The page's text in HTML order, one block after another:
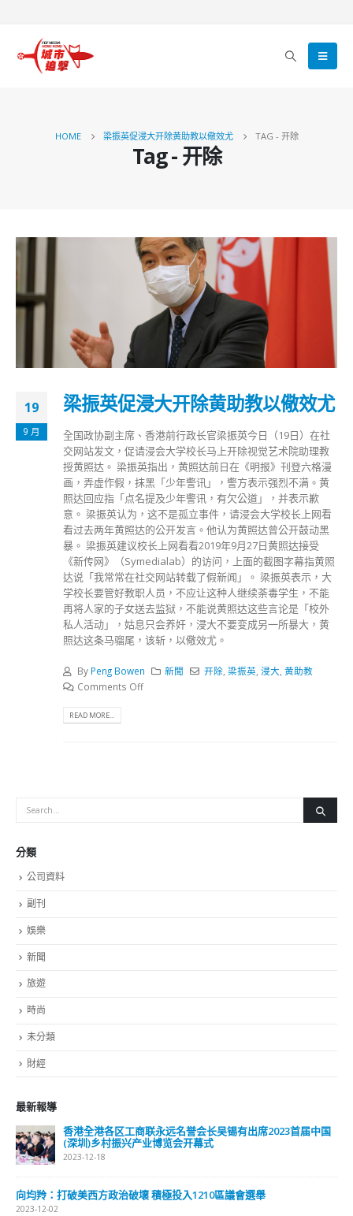
HOME 梁振英促浸大开除黄助教以儆效尤 TAG - 开除
Tag - 开除
19
9 月
梁振英促浸大开除黄助教以儆效尤
全国政协副主席、香港前行政长官梁振英今日（19日）在社
交网站发文，促请浸会大学校长马上开除视觉艺术院助理教
授黄照达。 梁振英指出，黄照达前日在《明报》刊登六格漫
画，弄虚作假，抹黑「少年警讯」，警方表示强烈不满。黄
照达回应指「点名提及少年警讯，有欠公道」，并表示歉
意。 梁振英认为，这不是孤立事件，请浸会大学校长上网看
看过去两年黄照达的公开发言。他认为黄照达曾公开鼓动黑
暴。 梁振英建议校长上网看看2019年9月27日黄照达接受
《新传网》（Symedialab）的访问，上面的截图字幕指黄照
达说「我常常在社交网站转载了假新闻」。 梁振英表示，大
学校长要管好教职人员，不应让这种人继续荼毒学生，不能
再将人家的子女送去监狱，不能说黄照达这些言论是「校外
私人活动」，姑息只会养奸，浸大不要变成另一所暴大，黄
照达这条马骝尾，该斩，以儆效尤。
By Peng Bowen 新聞 开除 ,梁振英 ,浸大 ,黄助教
Comments Off
READ MORE...
分類
公司資料
副刊
娛樂
新聞
旅遊
時尚
未分類
財經
最新報導
香港全港各区工商联永远名誉会长吴锡有出席2023首届中国
(深圳)乡村振兴产业博览会开幕式
2023-12-18
向均羚：打破美西方政治破壞 積極投入1210區議會選舉
2023-12-02